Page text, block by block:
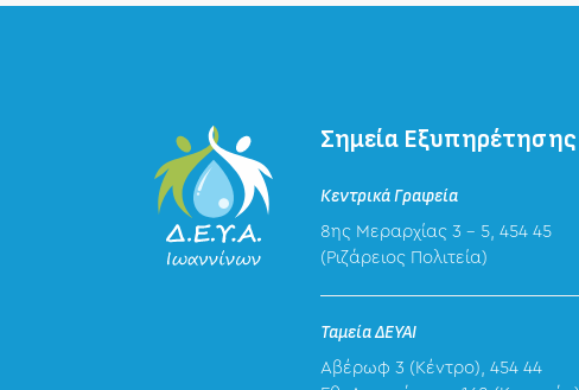
Σημεία Εξυπηρέτησης
Κεντρικά Γραφεία
8ης Μεραρχίας 3 – 5, 454 45
(Ριζάρειος Πολιτεία)
Ταμεία ΔΕΥΑΙ
Αβέρωφ 3 (Κέντρο), 454 44